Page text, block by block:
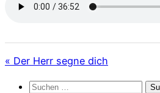
« Der Herr segne dich
Suchen